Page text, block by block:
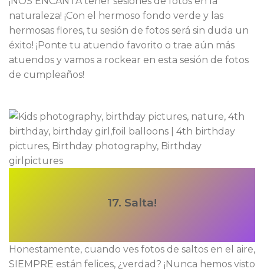
naturaleza! ¡Con el hermoso fondo verde y las
hermosas flores, tu sesión de fotos será sin duda un
éxito! ¡Ponte tu atuendo favorito o trae aún más
atuendos y vamos a rockear en esta sesión de fotos
de cumpleaños!
17. Salta!
Honestamente, cuando ves fotos de saltos en el aire,
SIEMPRE están felices, ¿verdad? ¡Nunca hemos visto